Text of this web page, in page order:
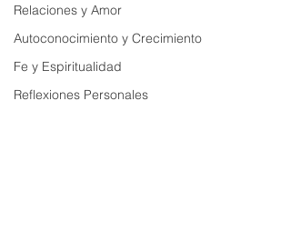
Relaciones y Amor
Autoconocimiento y Crecimiento
Fe y Espiritualidad
Reflexiones Personales